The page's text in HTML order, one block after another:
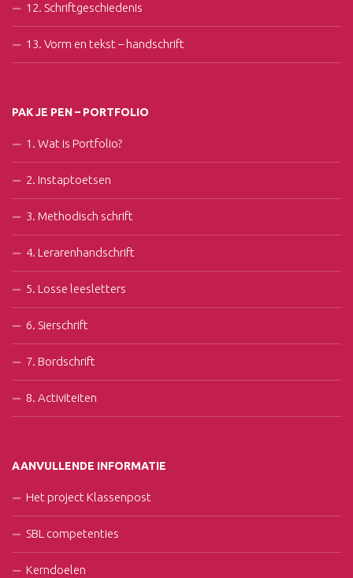
12. Schriftgeschiedenis
13. Vorm en tekst – handschrift
PAK JE PEN – PORTFOLIO
1. Wat is Portfolio?
2. Instaptoetsen
3. Methodisch schrift
4. Lerarenhandschrift
5. Losse leesletters
6. Sierschrift
7. Bordschrift
8. Activiteiten
AANVULLENDE INFORMATIE
Het project Klassenpost
SBL competenties
Kerndoelen